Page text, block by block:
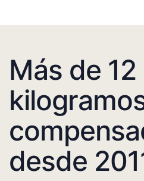
Más de
desde